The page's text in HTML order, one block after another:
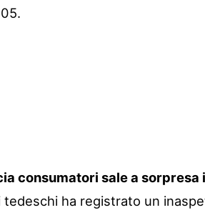
consumatori sale a sorpresa
tedeschi ha registrato un